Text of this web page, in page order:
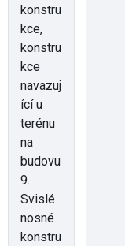
konstru
kce,
konstru
kce
navazuj
ící u
terénu
na
budovu
9.
Svislé
nosné
konstru